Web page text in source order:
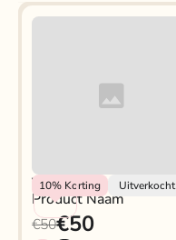
10% Korting Uitverkocht
Vendor
Product Naam
€50€50